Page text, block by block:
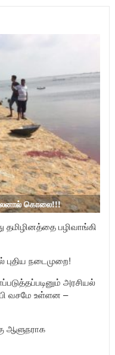
கொலை!!!
பழிவாங்கி
புதிய நடைமுறை!
அரசியல்
வசமே உள்ளன –
ஆளுநராக